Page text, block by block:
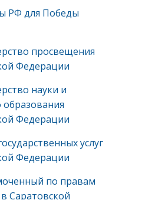
РФ для Победы
просвещения
Федерации
науки и
Федерации
услуг
Федерации
по правам
Саратовской